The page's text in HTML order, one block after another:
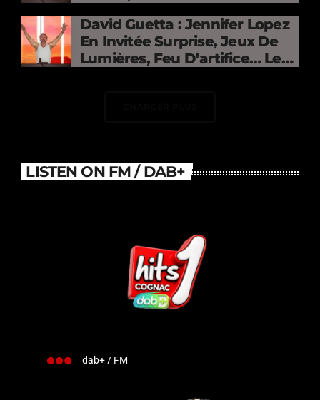
Electrifies The Stade De
France
David Guetta : Jennifer Lopez
En Invitée Surprise, Jeux De
Lumières, Feu D’artifice… Le
LISTEN ON FM / DAB+
dab+ / FM